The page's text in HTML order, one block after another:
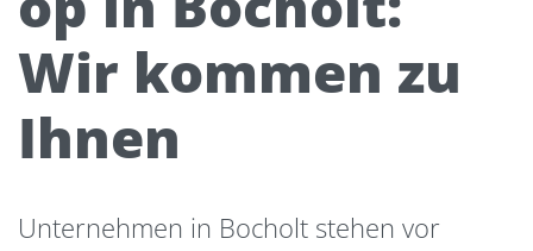
Wir kommen zu
Ihnen
Unternehmen in Bocholt stehen vor